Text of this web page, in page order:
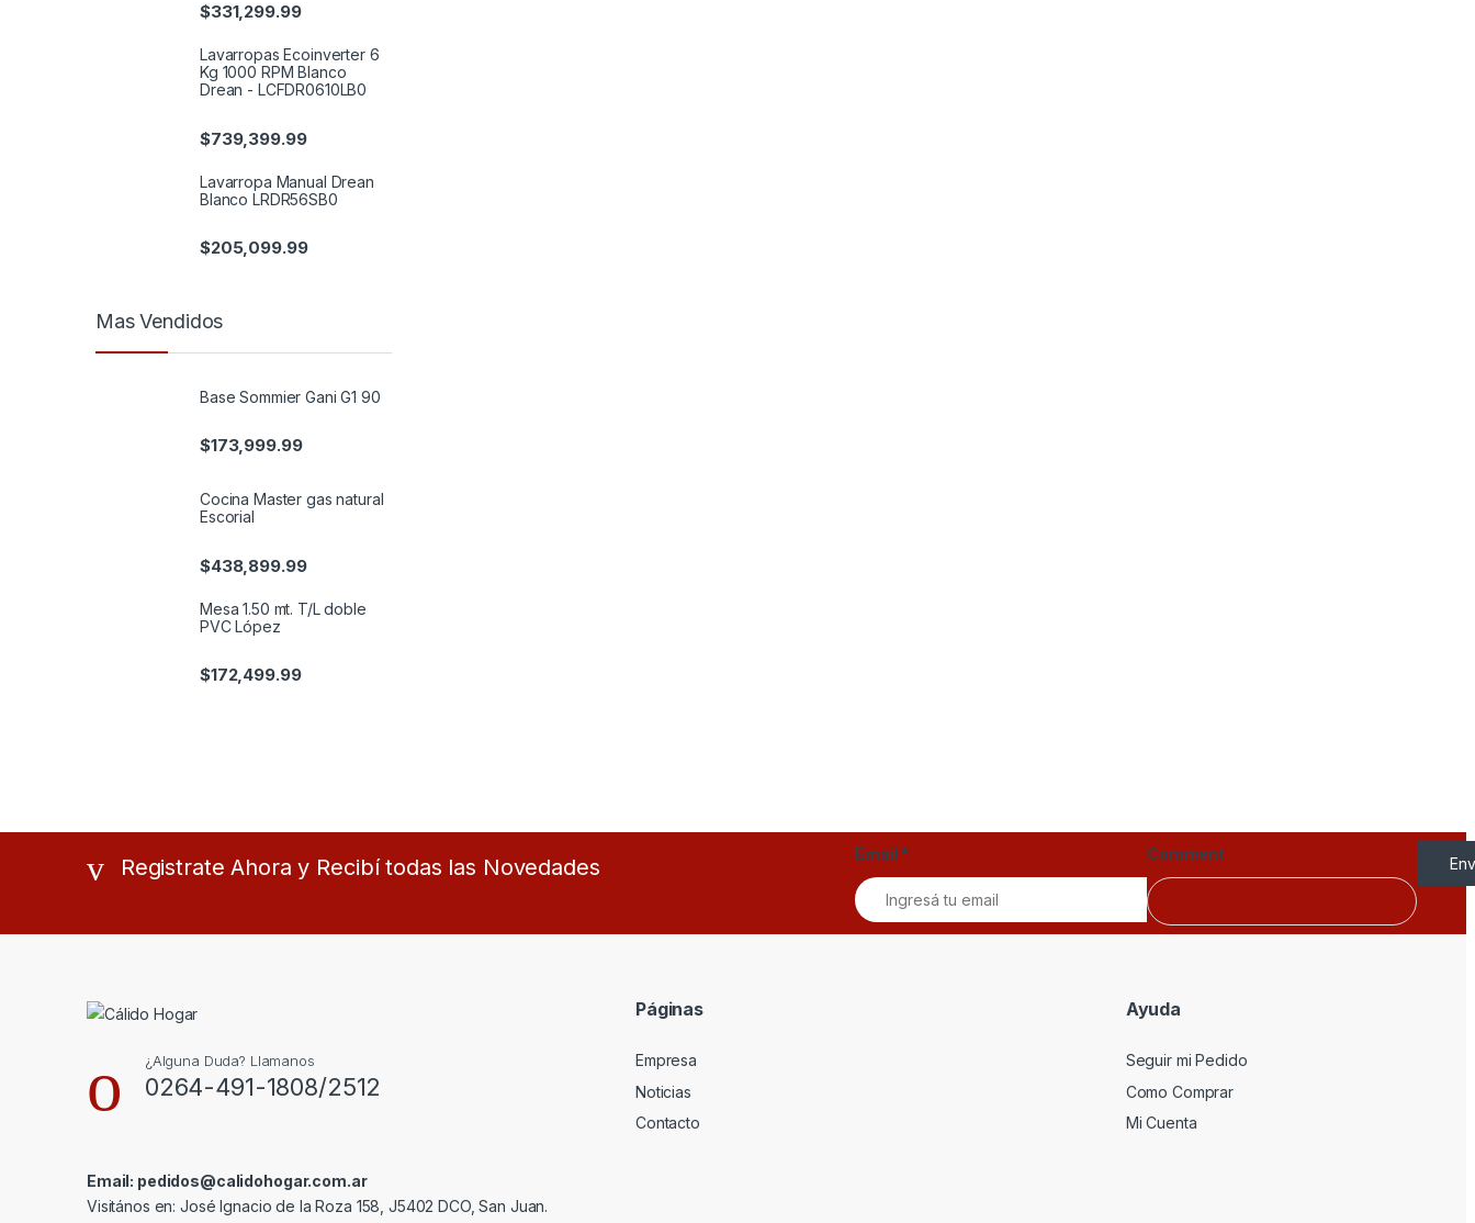
$331,299.99
Lavarropas Ecoinverter 6
Kg 1000 RPM Blanco
Drean - LCFDR0610LB0
$739,399.99
Lavarropa Manual Drean
Blanco LRDR56SB0
$205,099.99
Mas Vendidos
Base Sommier Gani G1 90
$173,999.99
Cocina Master gas natural
Escorial
$438,899.99
Mesa 1.50 mt. T/L doble
PVC López
$172,499.99
Registrate Ahora y Recibí todas las Novedades
Email * Comment
¿Alguna Duda? Llamanos
0264-491-1808/2512
Email: pedidos@calidohogar.com.ar
Visitános en: José Ignacio de la Roza 158, J5402 DCO, San Juan.
Páginas
Empresa
Noticias
Contacto
Ayuda
Seguir mi Pedido
Como Comprar
Mi Cuenta